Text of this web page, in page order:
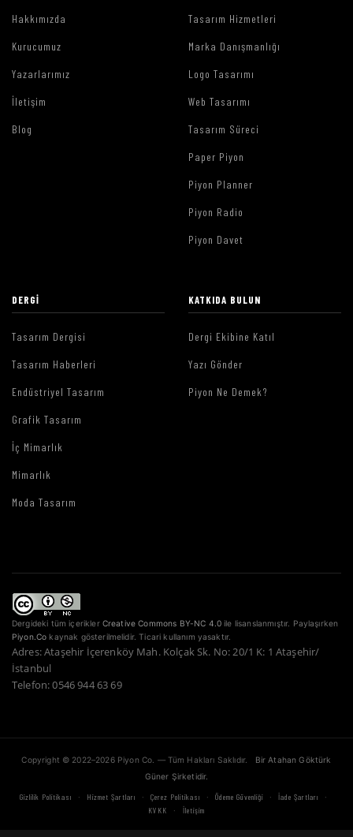
Hakkımızda
Kurucumuz
Yazarlarımız
İletişim
Blog
Tasarım Hizmetleri
Marka Danışmanlığı
Logo Tasarımı
Web Tasarımı
Tasarım Süreci
Paper Piyon
Piyon Planner
Piyon Radio
Piyon Davet
DERGI
Tasarım Dergisi
Tasarım Haberleri
Endüstriyel Tasarım
Grafik Tasarım
İç Mimarlık
Mimarlık
Moda Tasarım
KATKIDA BULUN
Dergi Ekibine Katıl
Yazı Gönder
Piyon Ne Demek?
Dergideki tüm içerikler Creative Commons BY-NC 4.0 ile lisanslanmıştır. Paylaşırken
Piyon.Co kaynak gösterilmelidir. Ticari kullanım yasaktır.
Adres: Ataşehir İçerenköy Mah. Kolçak Sk. No: 20/1 K: 1 Ataşehir/
İstanbul
Telefon: 0546 944 63 69
Copyright © 2022–2026 Piyon Co. — Tüm Hakları Saklıdır.
Bir Atahan Göktürk
Güner Şirketidir.
Gizlilik Politikası · Hizmet Şartları · Çerez Politikası · Ödeme Güvenliği · İade Şartları ·
KVKK · İletişim